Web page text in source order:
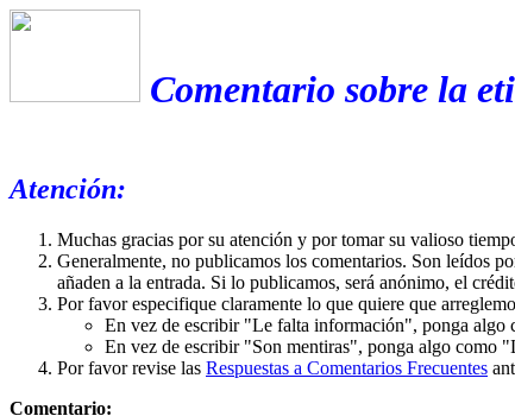
Comentario sobre la
Atención:
Muchas gracias por su atención y por tomar su valioso
Generalmente, no publicamos los comentarios. Son leídos
añaden a la entrada. Si lo publicamos, será anónimo, el
Por favor especifique claramente lo que quiere que
En vez de escribir "Le falta información", ponga algo
En vez de escribir "Son mentiras", ponga algo como
Por favor revise las Respuestas a Comentarios Frecuentes
Comentario: